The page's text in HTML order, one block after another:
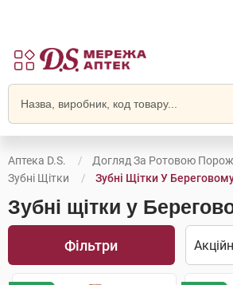
Аптека D.S.
Догляд За Ротовою
Зубні Щітки
Зубні Щітки У
Зубні щітки у
Фільтри